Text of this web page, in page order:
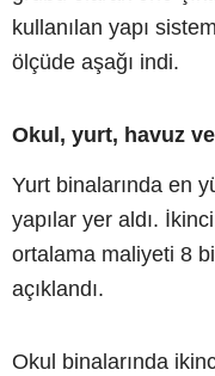
kullanılan yapı
ölçüde aşağı indi.
Okul, yurt, havuz
Yurt binalarında en
yapılar yer aldı.
ortalama maliyeti 8
açıklandı.
Okul binalarında